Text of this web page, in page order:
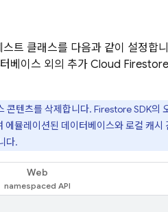
트 클래스를 다음과 같이 설정합
베이스 외의 추가Cloud Firestore
콘텐츠를 삭제합니다. Firestore SDK의
뮬레이션된 데이터베이스와 로컬 캐시
다.
Web